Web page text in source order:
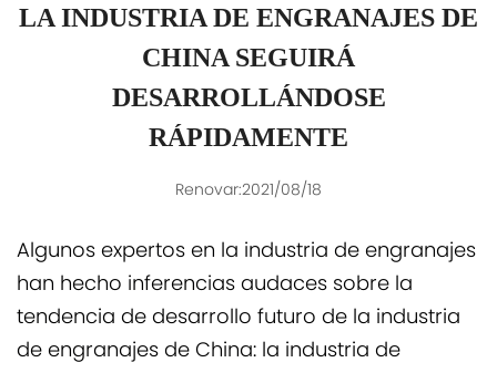
LA INDUSTRIA DE ENGRANAJES DE
CHINA SEGUIRÁ
DESARROLLÁNDOSE
RÁPIDAMENTE
Renovar:2021/08/18
Algunos expertos en la industria de engranajes
han hecho inferencias audaces sobre la
tendencia de desarrollo futuro de la industria
de engranajes de China: la industria de